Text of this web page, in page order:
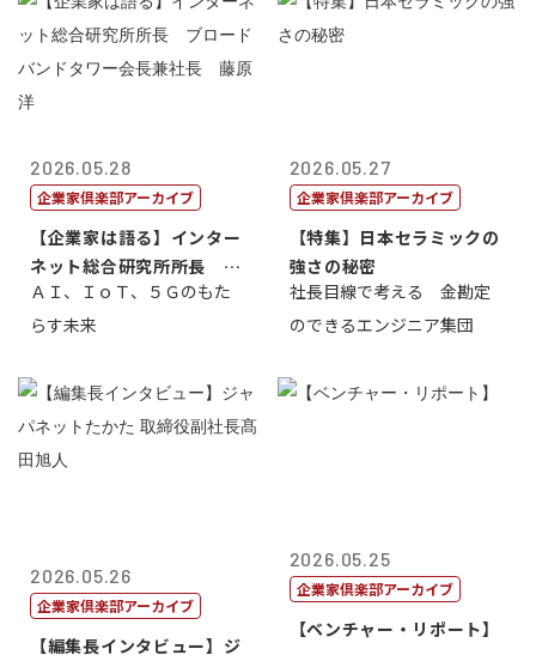
2026.05.28
企業家倶楽部アーカイブ
【企業家は語る】インター
ネット総合研究所所長 ブ
ロードバンド...
ＡＩ、ＩｏＴ、５Ｇのもた
らす未来
2026.05.27
企業家倶楽部アーカイブ
【特集】日本セラミックの
強さの秘密
社長目線で考える 金勘定
のできるエンジニア集団
2026.05.26
企業家倶楽部アーカイブ
【編集長インタビュー】ジ
2026.05.25
企業家倶楽部アーカイブ
【ベンチャー・リポート】